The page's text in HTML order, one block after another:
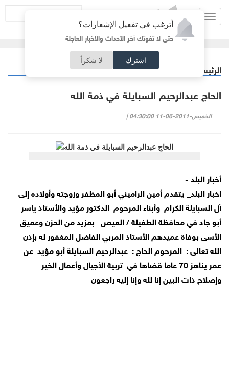
أترغب في تفعيل الإشعارات؟
حتى لا تفوتك آخر الأحداث والأخبار العاجلة
اشترك لا شكراً
الرئيسية
الحاج عبدالرحيم السبايلة في ذمة الله
الخميس-2011-06-11 04:30:00 |
أخبار البلد -
اخبار البلد_ يتقدم أمين الراميني أبو المظفر وزوجته وأولاده إلى
آل السبايلة الكرام وأبناء المرحوم الدكتور مؤيد والأستاذ ياسر
أبو جاد في محافظة الطفيلة / العيص بمزيد من الحزن وعميق
الأسى بوفاة عميدهم الأستاذ المربي الفاضل المغفور له بإذن
الله تعالى : المرحوم الحاج : عبدالرحيم السبايلة أبو مؤيد عن
عمر يناهز 70 عاما قضاها في
تربية الأجيال وأعمال الخير
وإصلاح ذات البين إنا لله وإنا إليه راجعون